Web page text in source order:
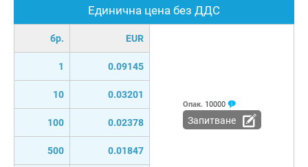
Единична цена без ДДС
бр. EUR
1 0.09145
10 0.03201
100 0.02378
500 0.01847
Опак. 10000
Запитване